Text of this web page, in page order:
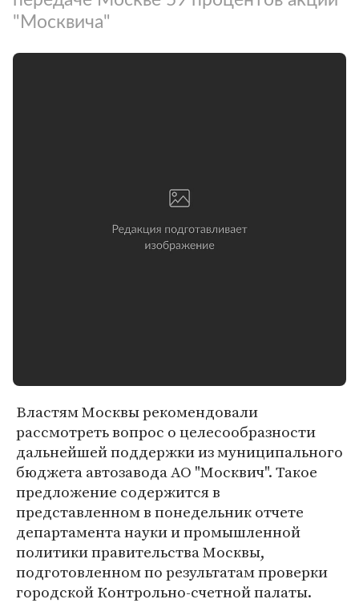
"Москвича"
Властям Москвы рекомендовали
рассмотреть вопрос о целесообразности
дальнейшей поддержки из муниципального
бюджета автозавода АО "Москвич". Такое
предложение содержится в
представленном в понедельник отчете
департамента науки и промышленной
политики правительства Москвы,
подготовленном по результатам проверки
городской Контрольно-счетной палаты.